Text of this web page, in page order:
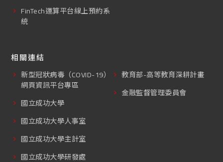
FinTech運算平台線上預約系
統
相關連結
新型冠狀病毒（COVID-19）
網頁資訊平台專區
國立成功大學
國立成功大學人事室
國立成功大學主計室
國立成功大學研發處
教育部-高等教育深耕計畫
金融監督管理委員會